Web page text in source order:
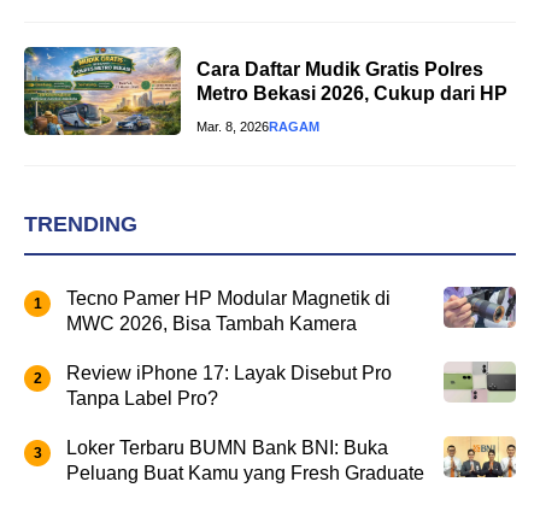
Cara Daftar Mudik Gratis Polres
Metro Bekasi 2026, Cukup dari HP
Mar. 8, 2026RAGAM
TRENDING
Tecno Pamer HP Modular Magnetik di
MWC 2026, Bisa Tambah Kamera
Review iPhone 17: Layak Disebut Pro
Tanpa Label Pro?
Loker Terbaru BUMN Bank BNI: Buka
Peluang Buat Kamu yang Fresh Graduate